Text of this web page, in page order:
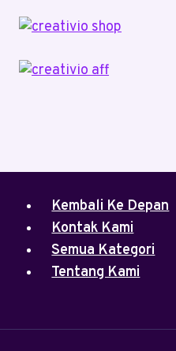
Kembali Ke Depan
Kontak Kami
Semua Kategori
Tentang Kami